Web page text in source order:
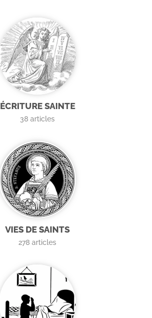
ÉCRITURE SAINTE
38 articles
VIES DE SAINTS
278 articles